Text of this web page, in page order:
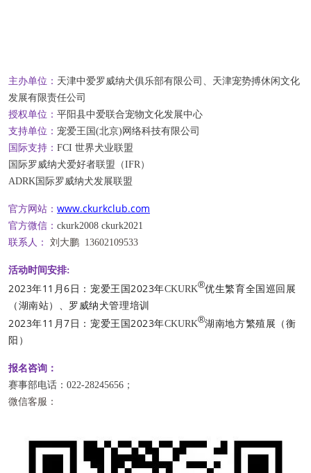
主办单位： 天津中爱罗威纳犬俱乐部有限公司、天津宠势搏休闲文化
发展有限责任公司
授权单位： 平阳县中爱联合宠物文化发展中心
支持单位： 宠爱王国(北京)网络科技有限公司
国际支持： FCI 世界犬业联盟
国际罗威纳犬爱好者联盟（IFR）
ADRK国际罗威纳犬发展联盟
官方网站： www.ckurkclub.com
官方微信： ckurk2008 ckurk2021
联系人：
刘大鹏 13602109533
活动时间安排:
2023年11月6日： 宠爱王国2023年CKURK®优生繁育全国巡回展
（湖南站）、罗威纳犬管理培训
2023年11月7日： 宠爱王国2023年CKURK®湖南地方繁殖展（衡
阳）
报名咨询：
赛事部电话：022-28245656；
微信客服：